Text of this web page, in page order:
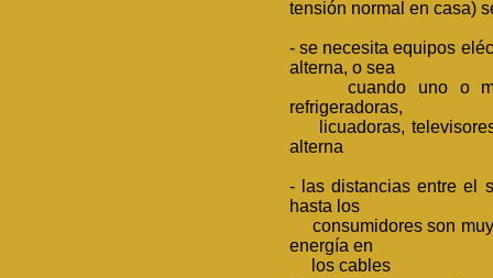
tensión normal en casa)
- se necesita equipos
alterna, o sea
cuando uno o más
refrigeradoras,
licuadoras, televisores
alterna
- las distancias entre el
hasta los
consumidores son muy
energía en
los cables